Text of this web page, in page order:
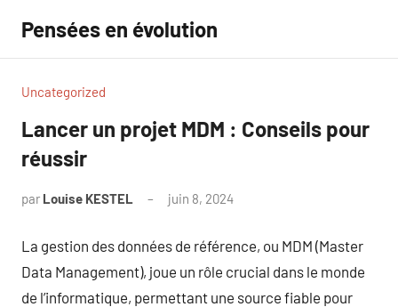
contenu
Pensées en évolution
Uncategorized
Lancer un projet MDM : Conseils pour
réussir
par Louise KESTEL juin 8, 2024
La gestion des données de référence, ou MDM (Master
Data Management), joue un rôle crucial dans le monde
de l’informatique, permettant une source fiable pour